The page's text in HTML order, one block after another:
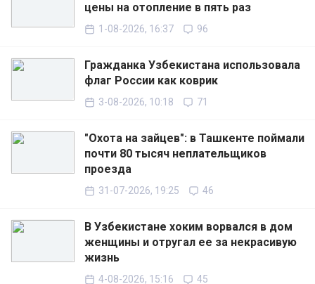
цены на отопление в пять раз
1-08-2026, 16:37 96
Гражданка Узбекистана использовала
флаг России как коврик
3-08-2026, 10:18 71
"Охота на зайцев": в Ташкенте поймали
почти 80 тысяч неплательщиков
проезда
31-07-2026, 19:25 46
В Узбекистане хоким ворвался в дом
женщины и отругал ее за некрасивую
жизнь
4-08-2026, 15:16 45